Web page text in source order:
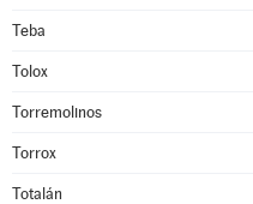
Teba
Tolox
Torremolinos
Torrox
Totalán